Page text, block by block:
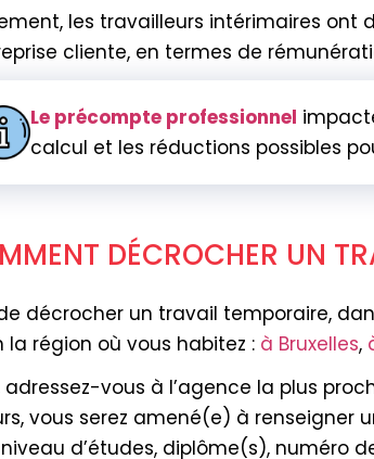
les travailleurs intérimaires
cliente, en termes de
Le précompte professionnel
calcul et les réductions possibles
décrocher un travail temporaire,
la région où vous habitez : à Bruxelles,
adressez-vous à l’agence la plus
vous serez amené(e) à
d’études, diplôme(s), numéro